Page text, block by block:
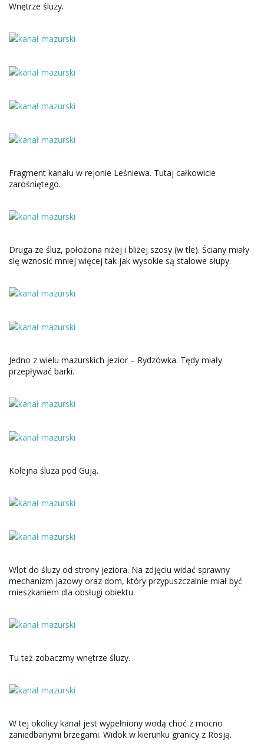
Wnętrze śluzy.
Fragment kanału w rejonie Leśniewa. Tutaj całkowicie
zarośniętego.
Druga ze śluz, położona niżej i bliżej szosy (w tle). Ściany miały
się wznosić mniej więcej tak jak wysokie są stalowe słupy.
Jedno z wielu mazurskich jezior – Rydzówka. Tędy miały
przepływać barki.
Kolejna śluza pod Gują.
Wlot do śluzy od strony jeziora. Na zdjęciu widać sprawny
mechanizm jazowy oraz dom, który przypuszczalnie miał być
mieszkaniem dla obsługi obiektu.
Tu też zobaczmy wnętrze śluzy.
W tej okolicy kanał jest wypełniony wodą choć z mocno
zaniedbanymi brzegami. Widok w kierunku granicy z Rosją.